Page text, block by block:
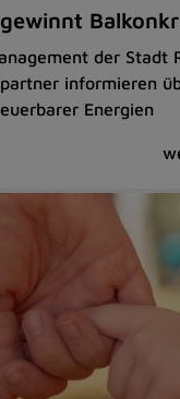
der Stadt
informieren
Energien